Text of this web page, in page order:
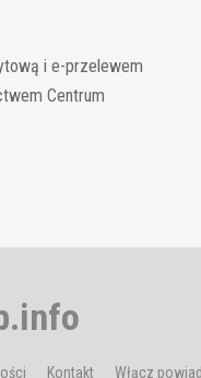
i e-przelewem
Centrum
Kontakt Włącz